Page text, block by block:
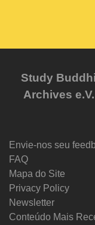
Study
Archives
Envie-nos seu
FAQ
Mapa do Site
Privacy Policy
Newsletter
Conteúdo Mais